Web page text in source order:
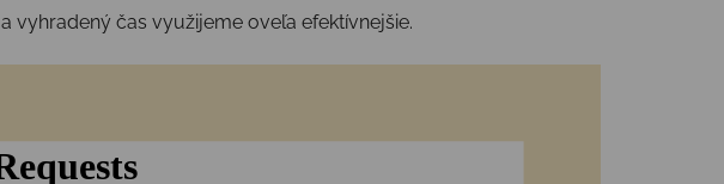
a vyhradený čas využijeme oveľa efektívnejšie.